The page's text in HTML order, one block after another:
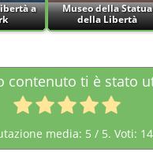
a
Museo della Statua
della Libertà
contenuto ti è stato
media: 5 / 5. Voti: 14